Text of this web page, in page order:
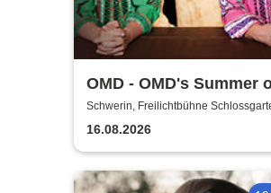
OMD - OMD's Summer
Schwerin, Freilichtbühne
16.08.2026